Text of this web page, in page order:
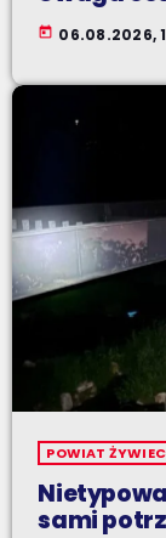
today 06.08.2026,
POWIAT
sami